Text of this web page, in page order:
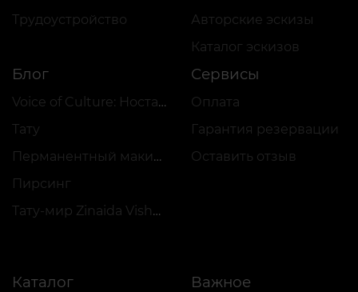
Трудоустройство
Авторские эскизы
Каталог эскизов
Блог
Voice of Culture: Ностальгия по 2000-м
Тату
Перманентный макияж
Пирсинг
Тату-мир Zinaida Vishenka
Сервисы
Оплата
Гарантия резервации
Оставить отзыв
Каталог Важное